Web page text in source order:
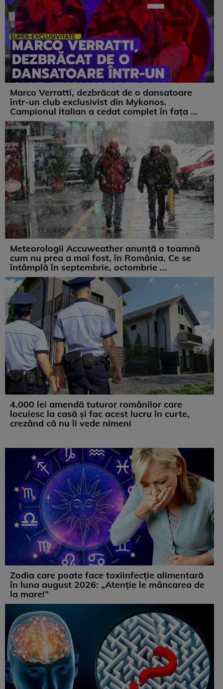
Marco Verratti, dezbrăcat de o dansatoare
într-un club exclusivist din Mykonos.
Campionul italian a cedat complet în fața ...
Meteorologii Accuweather anunță o toamnă
cum nu prea a mai fost, în România. Ce se
întâmplă în septembrie, octombrie ...
4.000 lei amendă tuturor românilor care
locuiesc la casă și fac acest lucru în curte,
crezând că nu îi vede nimeni
Zodia care poate face toxiinfecție alimentară
în luna august 2026: „Atenție le mâncarea de
la mare!”